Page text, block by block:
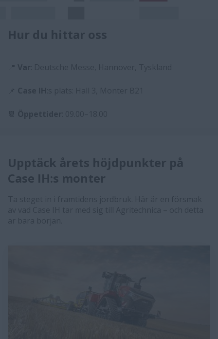
Hur du hittar oss
Upptäck årets höjdpunkter på
Case IH:s monter